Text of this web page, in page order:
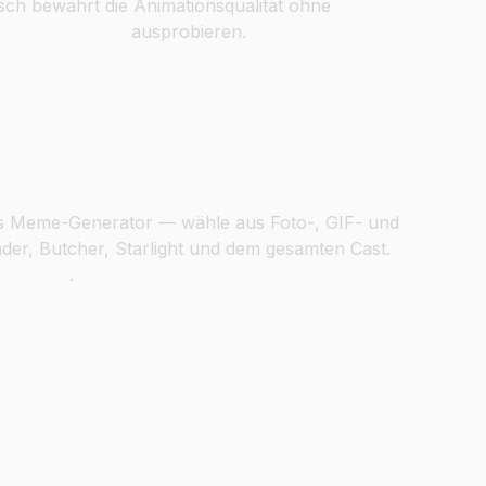
bewahrt die Animationsqualität ohne
ausprobieren.
Meme-Generator — wähle aus Foto-, GIF- und
Butcher, Starlight und dem gesamten Cast.
.